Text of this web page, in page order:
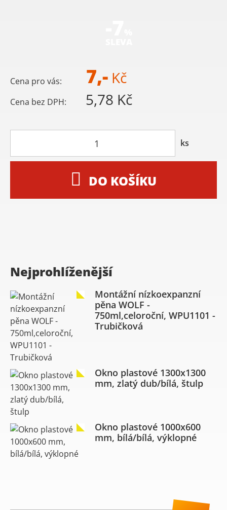
Cena pro vás: 7,- Kč
Cena bez DPH: 5,78 Kč
ks
DO KOŠÍKU
Nejprohlíženější
Montážní nízkoexpanzní
pěna WOLF -
750ml,celoroční, WPU1101 -
Trubičková
Okno plastové 1300x1300
mm, zlatý dub/bílá, štulp
Okno plastové 1000x600
mm, bílá/bílá, výklopné